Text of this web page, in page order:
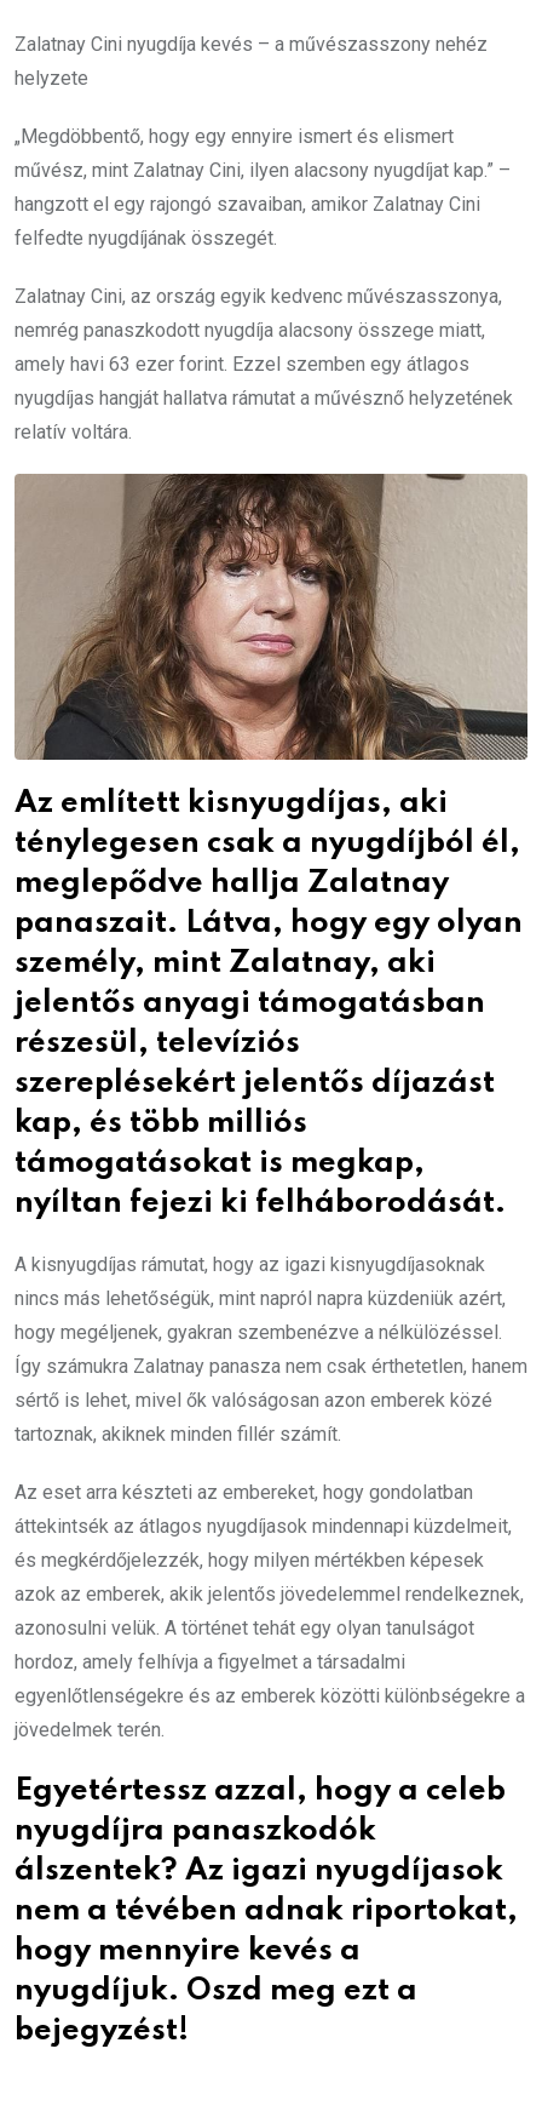
Zalatnay Cini nyugdíja kevés – a művészasszony nehéz
helyzete
„Megdöbbentő, hogy egy ennyire ismert és elismert
művész, mint Zalatnay Cini, ilyen alacsony nyugdíjat kap.” –
hangzott el egy rajongó szavaiban, amikor Zalatnay Cini
felfedte nyugdíjának összegét.
Zalatnay Cini, az ország egyik kedvenc művészasszonya,
nemrég panaszkodott nyugdíja alacsony összege miatt,
amely havi 63 ezer forint. Ezzel szemben egy átlagos
nyugdíjas hangját hallatva rámutat a művésznő helyzetének
relatív voltára.
Az említett kisnyugdíjas, aki
ténylegesen csak a nyugdíjból él,
meglepődve hallja Zalatnay
panaszait. Látva, hogy egy olyan
személy, mint Zalatnay, aki
jelentős anyagi támogatásban
részesül, televíziós
szereplésekért jelentős díjazást
kap, és több milliós
támogatásokat is megkap,
nyíltan fejezi ki felháborodását.
A kisnyugdíjas rámutat, hogy az igazi kisnyugdíjasoknak
nincs más lehetőségük, mint napról napra küzdeniük azért,
hogy megéljenek, gyakran szembenézve a nélkülözéssel.
Így számukra Zalatnay panasza nem csak érthetetlen, hanem
sértő is lehet, mivel ők valóságosan azon emberek közé
tartoznak, akiknek minden fillér számít.
Az eset arra készteti az embereket, hogy gondolatban
áttekintsék az átlagos nyugdíjasok mindennapi küzdelmeit,
és megkérdőjelezzék, hogy milyen mértékben képesek
azok az emberek, akik jelentős jövedelemmel rendelkeznek,
azonosulni velük. A történet tehát egy olyan tanulságot
hordoz, amely felhívja a figyelmet a társadalmi
egyenlőtlenségekre és az emberek közötti különbségekre a
jövedelmek terén.
Egyetértessz azzal, hogy a celeb
nyugdíjra panaszkodók
álszentek? Az igazi nyugdíjasok
nem a tévében adnak riportokat,
hogy mennyire kevés a
nyugdíjuk. Oszd meg ezt a
bejegyzést!